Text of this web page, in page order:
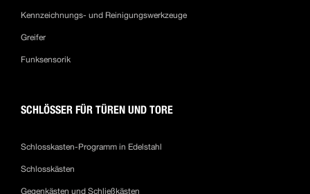
Kennzeichnungs- und Reinigungswerkzeuge
Greifer
Funksensorik
SCHLÖSSER FÜR TÜREN UND TORE
Schlosskasten-Programm in Edelstahl
Schlosskästen
Gegenkästen und Schließkästen